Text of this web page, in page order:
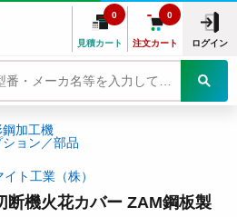
見積カート
0
注文カート
0
ログイン
加工機
ョン／部品
イト工業（株）
断機火花カバー ZAM鋼板製